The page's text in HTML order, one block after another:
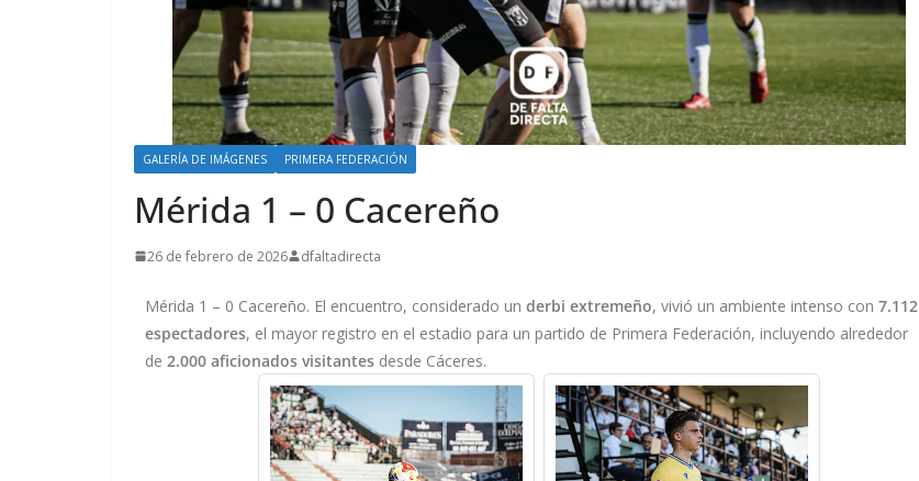
GALERÍA DE IMÁGENES PRIMERA FEDERACIÓN
Mérida 1 – 0 Cacereño
26 de febrero de 2026 dfaltadirecta
Mérida 1 – 0 Cacereño. El encuentro, considerado un derbi extremeño, vivió un ambiente intenso con 7.112
espectadores, el mayor registro en el estadio para un partido de Primera Federación, incluyendo alrededor
de 2.000 aficionados visitantes desde Cáceres.